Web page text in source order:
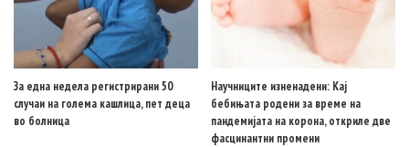
За една недела регистрирани 50
случаи на голема кашлица, пет деца
во болница
Научниците изненадени: Кај
бебињата родени за време на
пандемијата на корона, откриле две
фасцинантни промени